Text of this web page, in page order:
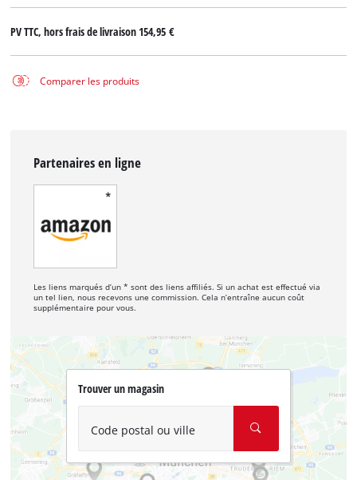
PV TTC, hors frais de livraison154,95 €
Comparer les produits
Partenaires en ligne
Les liens marqués d’un * sont des liens affiliés. Si un achat est effectué via
un tel lien, nous recevons une commission. Cela n’entraîne aucun coût
supplémentaire pour vous.
Trouver un magasin
Code postal ou ville